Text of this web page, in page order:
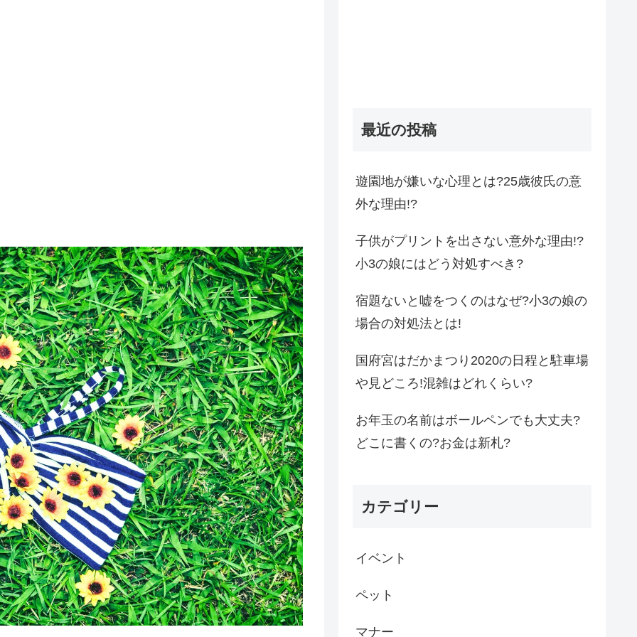
最近の投稿
遊園地が嫌いな心理とは?25歳彼氏の意
外な理由!?
子供がプリントを出さない意外な理由!?
小3の娘にはどう対処すべき?
宿題ないと嘘をつくのはなぜ?小3の娘の
場合の対処法とは!
国府宮はだかまつり2020の日程と駐車場
や見どころ!混雑はどれくらい?
お年玉の名前はボールペンでも大丈夫?
どこに書くの?お金は新札?
カテゴリー
イベント
ペット
マナー